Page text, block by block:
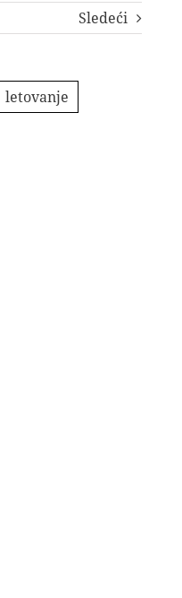
Sledeći
letovanje